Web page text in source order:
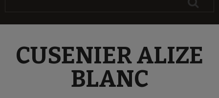
CUSENIER ALIZE
BLANC